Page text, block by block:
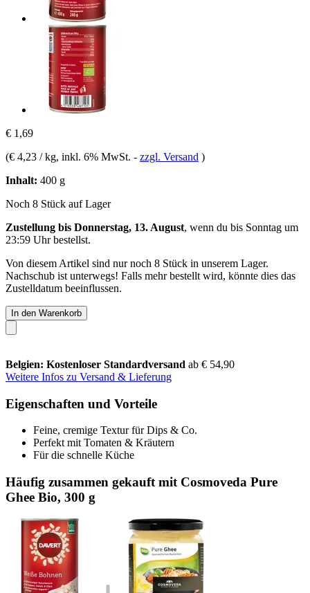
€ 1,69
(€ 4,23 / kg, inkl. 6% MwSt. - zzgl. Versand )
Inhalt: 400 g
Noch 8 Stück auf Lager
Zustellung bis Donnerstag, 13. August, wenn du bis Sonntag um
23:59 Uhrbestellst.
Von diesem Artikel sind nur noch 8 Stück in unserem Lager.
Nachschub ist unterwegs! Falls mehr bestellt wird, könnte dies das
Zustelldatum beeinflussen.
In den Warenkorb
Belgien: Kostenloser Standardversand ab € 54,90
Weitere Infos zu Versand & Lieferung
Eigenschaften und Vorteile
Feine, cremige Textur für Dips & Co.
Perfekt mit Tomaten & Kräutern
Für die schnelle Küche
Häufig zusammen gekauft mit Cosmoveda Pure
Ghee Bio, 300 g